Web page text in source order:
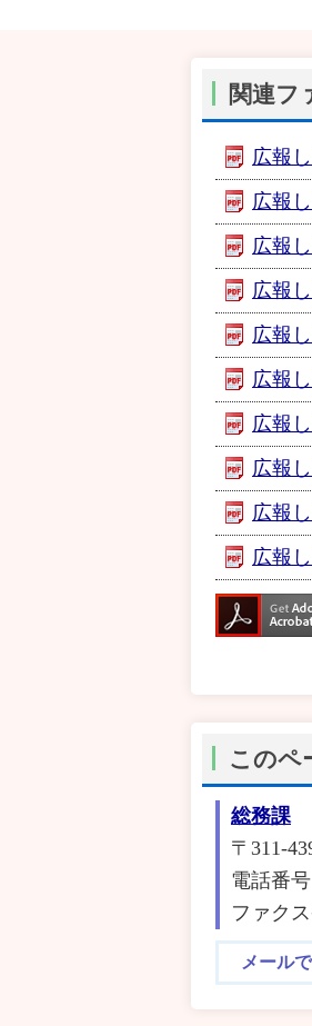
関連フ
広報
広報
広報
広報
広報
広報
広報
広報
広報
広報
このペ
総務課
〒311-
電話番
ファク
メール